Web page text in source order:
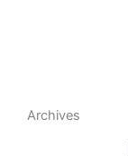
Archives